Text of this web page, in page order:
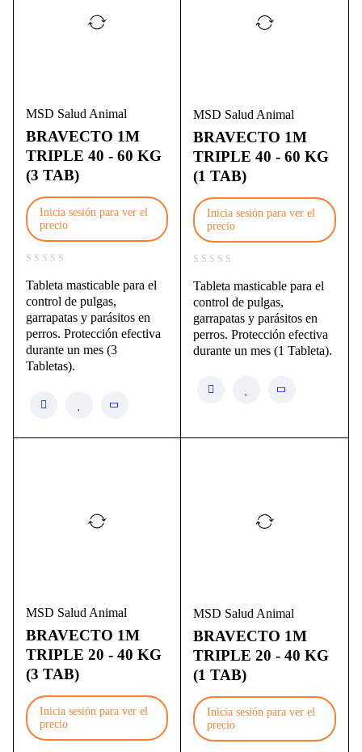
MSD Salud Animal
BRAVECTO 1M
TRIPLE 40 - 60 KG
(3 TAB)
Inicia sesión para ver el
precio
Tableta masticable para el
control de pulgas,
garrapatas y parásitos en
perros. Protección efectiva
durante un mes (3
Tabletas).
MSD Salud Animal
BRAVECTO 1M
TRIPLE 40 - 60 KG
(1 TAB)
Inicia sesión para ver el
precio
Tableta masticable para el
control de pulgas,
garrapatas y parásitos en
perros. Protección efectiva
durante un mes (1 Tableta).
MSD Salud Animal
BRAVECTO 1M
TRIPLE 20 - 40 KG
(3 TAB)
Inicia sesión para ver el
precio
MSD Salud Animal
BRAVECTO 1M
TRIPLE 20 - 40 KG
(1 TAB)
Inicia sesión para ver el
precio